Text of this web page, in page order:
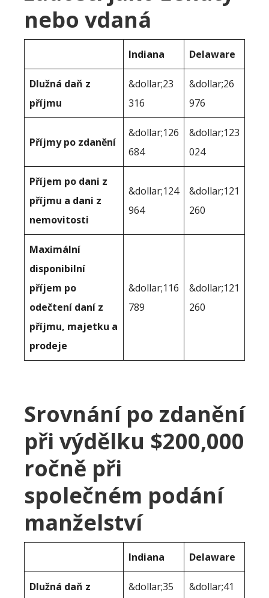
nebo vdaná
Indiana Delaware
Dlužná daň z
příjmu
&dollar;23
316
&dollar;26
976
Příjmy po zdanění
&dollar;126
684
&dollar;123
024
Příjem po dani z
příjmu a dani z
nemovitosti
&dollar;124
964
&dollar;121
260
Maximální
disponibilní
příjem po
odečtení daní z
příjmu, majetku a
prodeje
&dollar;116
789
&dollar;121
260
Srovnání po zdanění
při výdělku $200,000
ročně při
společném podání
manželství
Indiana Delaware
Dlužná daň z
&dollar;35
&dollar;41